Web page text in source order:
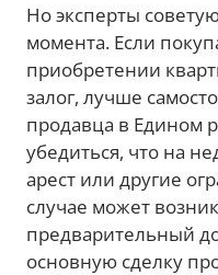
Но эксперты
момента. Если
приобретении
залог, лучше
продавца в Едином
убедиться, что на
арест или другие
случае может
предварительный
основную сделку